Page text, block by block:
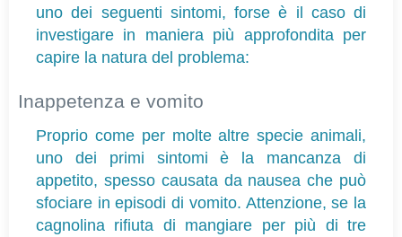
uno dei seguenti sintomi, forse è il caso di
investigare in maniera più approfondita per
capire la natura del problema:
Inappetenza e vomito
Proprio come per molte altre specie animali,
uno dei primi sintomi è la mancanza di
appetito, spesso causata da nausea che può
sfociare in episodi di vomito. Attenzione, se la
cagnolina rifiuta di mangiare per più di tre